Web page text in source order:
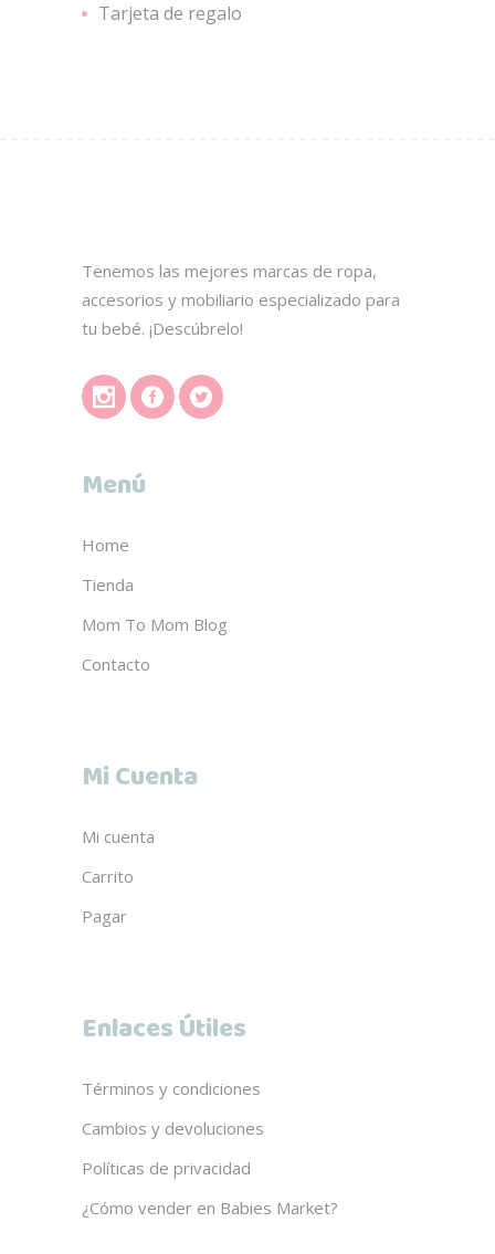
Tarjeta de regalo
Tenemos las mejores marcas de ropa,
accesorios y mobiliario especializado para
tu bebé. ¡Descúbrelo!
Menú
Home
Tienda
Mom To Mom Blog
Contacto
Mi Cuenta
Mi cuenta
Carrito
Pagar
Enlaces Útiles
Términos y condiciones
Cambios y devoluciones
Políticas de privacidad
¿Cómo vender en Babies Market?